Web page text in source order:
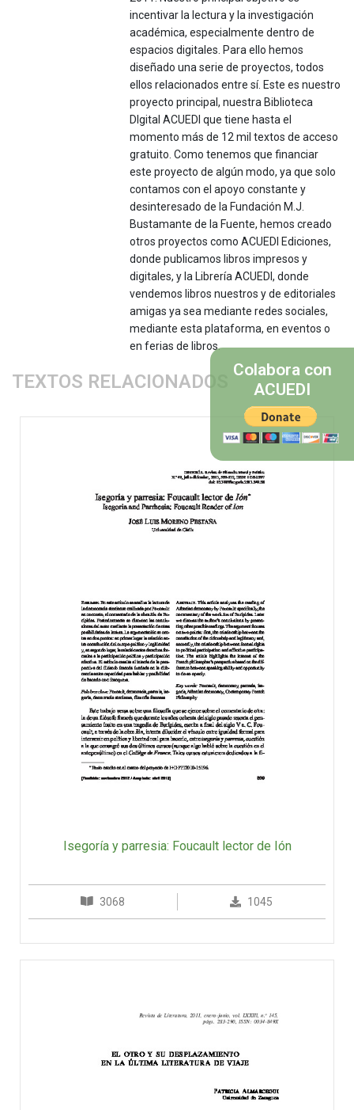
incentivar la lectura y la investigación
académica, especialmente dentro de
espacios digitales. Para ello hemos
diseñado una serie de proyectos, todos
ellos relacionados entre sí. Este es nuestro
proyecto principal, nuestra Biblioteca
DIgital ACUEDI que tiene hasta el
momento más de 12 mil textos de acceso
gratuito. Como tenemos que financiar
este proyecto de algún modo, ya que solo
contamos con el apoyo constante y
desinteresado de la Fundación M.J.
Bustamante de la Fuente, hemos creado
otros proyectos como ACUEDI Ediciones,
donde publicamos libros impresos y
digitales, y la Librería ACUEDI, donde
vendemos libros nuestros y de editoriales
amigas ya sea mediante redes sociales,
mediante esta plataforma, en eventos o
en ferias de libros.
TEXTOS RELACIONADOS
Isegoría y parresia: Foucault lector de Ión
3068 1045
Colabora con
ACUEDI